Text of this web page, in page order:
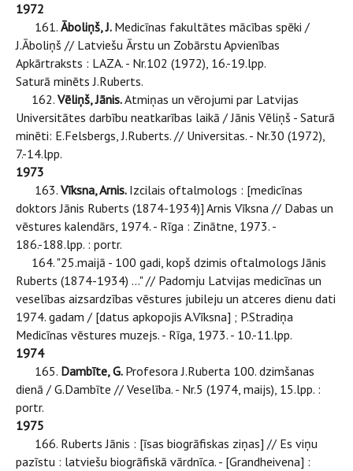
1972
161. Āboliņš, J. Medicīnas fakultātes mācības spēki /
J.Āboliņš // Latviešu Ārstu un Zobārstu Apvienības
Apkārtraksts : LAZA. - Nr.102 (1972), 16.-19.lpp.
Saturā minēts J.Ruberts.
162. Vēliņš, Jānis.Atmiņas un vērojumi par Latvijas
Universitātes darbību neatkarības laikā / Jānis Vēliņš - Saturā
minēti: E.Felsbergs, J.Ruberts. // Universitas. - Nr.30 (1972),
7.-14.lpp.
1973
163. Vīksna, Arnis. Izcilais oftalmologs : [medicīnas
doktors Jānis Ruberts (1874-1934)] Arnis Vīksna // Dabas un
vēstures kalendārs, 1974. - Rīga : Zinātne, 1973. -
186.-188.lpp. : portr.
164. "25.maijā - 100 gadi, kopš dzimis oftalmologs Jānis
Ruberts (1874-1934) ..." // Padomju Latvijas medicīnas un
veselības aizsardzības vēstures jubileju un atceres dienu dati
1974. gadam / [datus apkopojis A.Vīksna] ; P.Stradiņa
Medicīnas vēstures muzejs. - Rīga, 1973. - 10.-11.lpp.
1974
165. Dambīte, G. Profesora J.Ruberta 100. dzimšanas
dienā / G.Dambīte // Veselība. - Nr.5 (1974, maijs), 15.lpp. :
portr.
1975
166. Ruberts Jānis : [īsas biogrāfiskas ziņas] // Es viņu
pazīstu : latviešu biogrāfiskā vārdnīca. - [Grandheivena] :